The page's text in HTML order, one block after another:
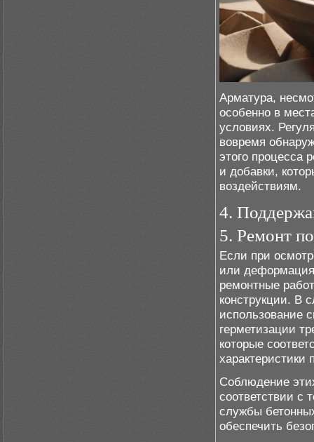
Арматура,
особенно в
условиях.
вовремя
этого процесса
и добавки,
воздействиям.
4.
5. Ремонт
Если при
или
ремонтные
конструкции. В
использование
герметизации
которые
характеристики
Соблюдение
соответствии с
службы
обеспечить